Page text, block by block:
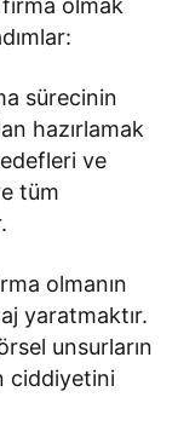
olmak
sürecinin
hazırlamak
ve
tüm
olmanın
yaratmaktır.
unsurların
ciddiyetini